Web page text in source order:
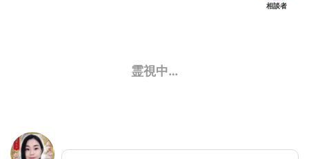
相談者
霊視中…